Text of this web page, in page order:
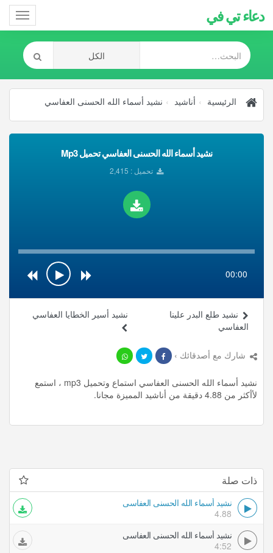
دعاء تي في
الرئيسية أناشيد نشيد أسماء الله الحسنى العفاسي
نشيد أسماء الله الحسنى العفاسي تحميل Mp3
تحميل : 2,415
00:00
نشيد أسير الخطايا العفاسي
نشيد طلع البدر علينا
العفاسي
شارك مع أصدقائك ›
نشيد أسماء الله الحسنى العفاسي استماع وتحميل mp3 ، استمع
لأأكثر من 4.88 دقيقة من أناشيد المميزة مجانا.
ذات صلة
نشيد أسماء الله الحسنى العفاسي
4.88
نشيد أسماء الله الحسنى العفاسي
4:52